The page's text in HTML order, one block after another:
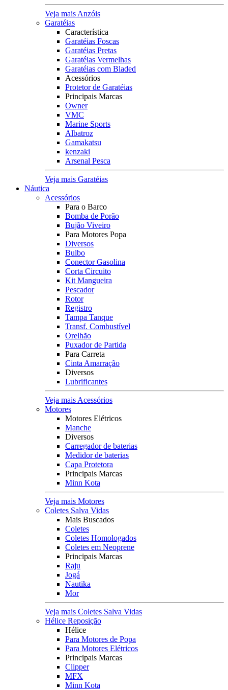
Veja mais Anzóis
Garatéias
Característica
Garatéias Foscas
Garatéias Pretas
Garatéias Vermelhas
Garatéias com Bladed
Acessórios
Protetor de Garatéias
Principais Marcas
Owner
VMC
Marine Sports
Albatroz
Gamakatsu
kenzaki
Arsenal Pesca
Veja mais Garatéias
Náutica
Acessórios
Para o Barco
Bomba de Porão
Bujão Viveiro
Para Motores Popa
Diversos
Bulbo
Conector Gasolina
Corta Circuito
Kit Mangueira
Pescador
Rotor
Registro
Tampa Tanque
Transf. Combustível
Orelhão
Puxador de Partida
Para Carreta
Cinta Amarração
Diversos
Lubrificantes
Veja mais Acessórios
Motores
Motores Elétricos
Manche
Diversos
Carregador de baterias
Medidor de baterias
Capa Protetora
Principais Marcas
Minn Kota
Veja mais Motores
Coletes Salva Vidas
Mais Buscados
Coletes
Coletes Homologados
Coletes em Neoprene
Principais Marcas
Raju
Jogá
Nautika
Mor
Veja mais Coletes Salva Vidas
Hélice Reposição
Hélice
Para Motores de Popa
Para Motores Elétricos
Principais Marcas
Clipper
MFX
Minn Kota